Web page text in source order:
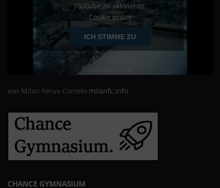
Youtube zu aktivieren
Cookie policy
ICH STIMME ZU
von Milan Ferus-Comelo milanfc.info
CHANCE GYMNASIUM